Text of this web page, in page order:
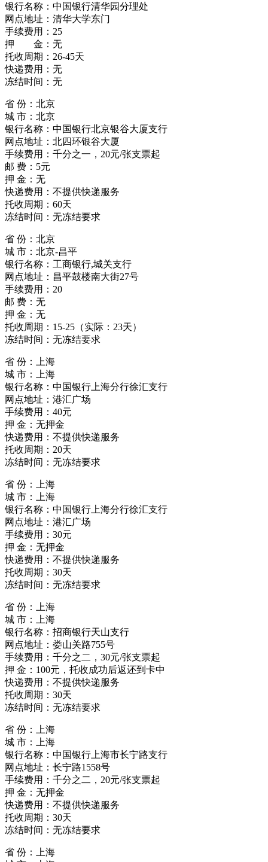
银行名称：中国银行清华园分理处
网点地址：清华大学东门
手续费用：25
押 金：无
托收周期：26-45天
快递费用：无
冻结时间：无
省 份：北京
城 市：北京
银行名称：中国银行北京银谷大厦支行
网点地址：北四环银谷大厦
手续费用：千分之一，20元/张支票起
邮 费：5元
押 金：无
快递费用：不提供快递服务
托收周期：60天
冻结时间：无冻结要求
省 份：北京
城 市：北京-昌平
银行名称：工商银行,城关支行
网点地址：昌平鼓楼南大街27号
手续费用：20
邮 费：无
押 金：无
托收周期：15-25（实际：23天）
冻结时间：无冻结要求
省 份：上海
城 市：上海
银行名称：中国银行上海分行徐汇支行
网点地址：港汇广场
手续费用：40元
押 金：无押金
快递费用：不提供快递服务
托收周期：20天
冻结时间：无冻结要求
省 份：上海
城 市：上海
银行名称：中国银行上海分行徐汇支行
网点地址：港汇广场
手续费用：30元
押 金：无押金
快递费用：不提供快递服务
托收周期：30天
冻结时间：无冻结要求
省 份：上海
城 市：上海
银行名称：招商银行天山支行
网点地址：娄山关路755号
手续费用：千分之二，30元/张支票起
押 金：100元，托收成功后返还到卡中
快递费用：不提供快递服务
托收周期：30天
冻结时间：无冻结要求
省 份：上海
城 市：上海
银行名称：中国银行上海市长宁路支行
网点地址：长宁路1558号
手续费用：千分之二，20元/张支票起
押 金：无押金
快递费用：不提供快递服务
托收周期：30天
冻结时间：无冻结要求
省 份：上海